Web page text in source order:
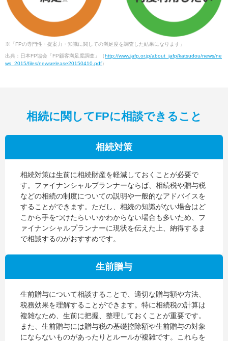
※「FPの専門性・提案力・知識に関しての満足度を調査した結果になります」
出典：日本FP協会「FP顧客満足度調査」（http://www.jafp.or.jp/about_jafp/katsudou/news/ne
ws_2015/files/newsrelease20150410.pdf）
相続に関してFPに相談できること
相続対策
相続対策は生前に相続財産を軽減しておくことが必要で
す。ファイナンシャルプランナーならば、相続税や贈与税
などの相続の制度についての説明や一般的なアドバイスを
することができます。ただし、相続の知識がない場合はど
こから手をつけたらいいかわからない場合も多いため、フ
ァイナンシャルプランナーに現状を伝えた上、納得するま
で相談するのがおすすめです。
生前贈与
生前贈与について相談することで、適切な贈与額や方法、
税務効果を理解することができます。特に相続税の計算は
複雑なため、生前に把握、整理しておくことが重要です。
また、生前贈与には贈与税の基礎控除額や生前贈与の対象
にならないものがあったりとルールが複雑です。これらを